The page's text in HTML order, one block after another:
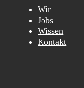
Wir
Jobs
Wissen
Kontakt